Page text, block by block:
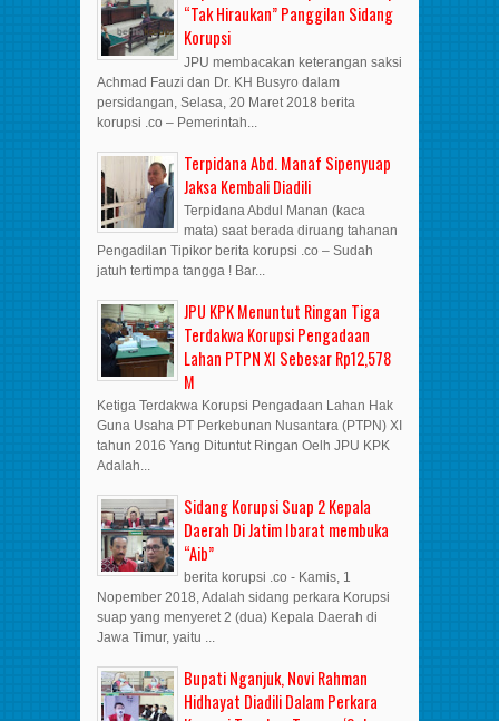
“Tak Hiraukan” Panggilan Sidang
Korupsi
JPU membacakan keterangan saksi
Achmad Fauzi dan Dr. KH Busyro dalam
persidangan, Selasa, 20 Maret 2018 berita
korupsi .co – Pemerintah...
Terpidana Abd. Manaf Sipenyuap
Jaksa Kembali Diadili
Terpidana Abdul Manan (kaca
mata) saat berada diruang tahanan
Pengadilan Tipikor berita korupsi .co – Sudah
jatuh tertimpa tangga ! Bar...
JPU KPK Menuntut Ringan Tiga
Terdakwa Korupsi Pengadaan
Lahan PTPN XI Sebesar Rp12,578
M
Ketiga Terdakwa Korupsi Pengadaan Lahan Hak
Guna Usaha PT Perkebunan Nusantara (PTPN) XI
tahun 2016 Yang Dituntut Ringan Oelh JPU KPK
Adalah...
Sidang Korupsi Suap 2 Kepala
Daerah Di Jatim Ibarat membuka
“Aib”
berita korupsi .co - Kamis, 1
Nopember 2018, Adalah sidang perkara Korupsi
suap yang menyeret 2 (dua) Kepala Daerah di
Jawa Timur, yaitu ...
Bupati Nganjuk, Novi Rahman
Hidhayat Diadili Dalam Perkara